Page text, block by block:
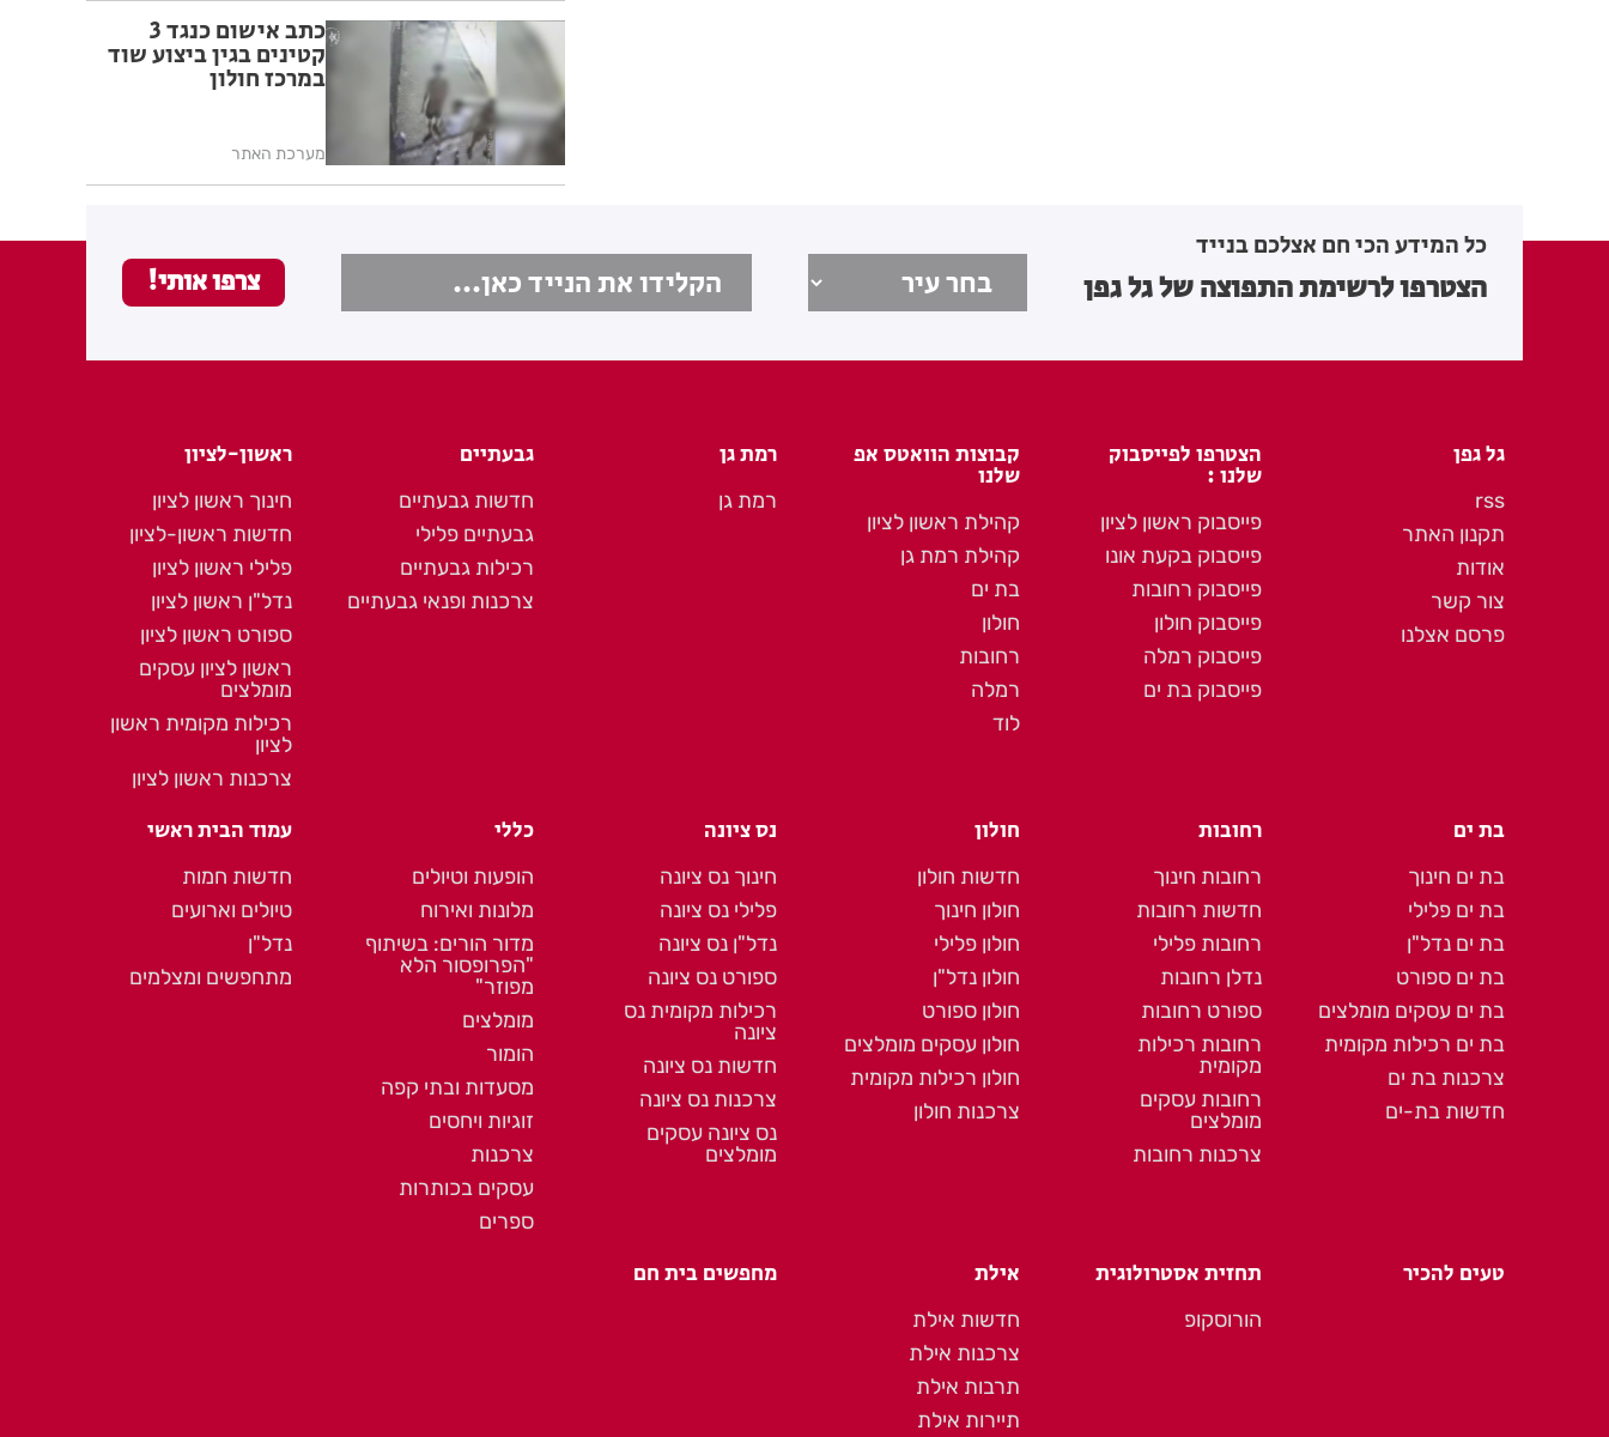
כתב אישום כנגד 3
קטינים בגין ביצוע שוד
במרכז חולון
מערכת האתר
כל המידע הכי חם אצלכם בנייד
הצטרפו לרשימת התפוצה של גל גפן
גל גפן
rss
תקנון האתר
אודות
צור קשר
פרסם אצלנו
הצטרפו לפייסבוק
שלנו :
פייסבוק ראשון לציון
פייסבוק בקעת אונו
פייסבוק רחובות
פייסבוק חולון
פייסבוק רמלה
פייסבוק בת ים
קבוצות הוואטס אפ
שלנו
קהילת ראשון לציון
קהילת רמת גן
בת ים
חולון
רחובות
רמלה
לוד
רמת גן
רמת גן
גבעתיים
חדשות גבעתיים
גבעתיים פלילי
רכילות גבעתיים
צרכנות ופנאי גבעתיים
ראשון-לציון
חינוך ראשון לציון
חדשות ראשון-לציון
פלילי ראשון לציון
נדל"ן ראשון לציון
ספורט ראשון לציון
ראשון לציון עסקים
מומלצים
רכילות מקומית ראשון
לציון
צרכנות ראשון לציון
בת ים
בת ים חינוך
בת ים פלילי
בת ים נדל"ן
בת ים ספורט
בת ים עסקים מומלצים
בת ים רכילות מקומית
צרכנות בת ים
חדשות בת-ים
רחובות
רחובות חינוך
חדשות רחובות
רחובות פלילי
נדלן רחובות
ספורט רחובות
רחובות רכילות
מקומית
רחובות עסקים
מומלצים
צרכנות רחובות
חולון
חדשות חולון
חולון חינוך
חולון פלילי
חולון נדל"ן
חולון ספורט
חולון עסקים מומלצים
חולון רכילות מקומית
צרכנות חולון
נס ציונה
חינוך נס ציונה
פלילי נס ציונה
נדל"ן נס ציונה
ספורט נס ציונה
רכילות מקומית נס
ציונה
חדשות נס ציונה
צרכנות נס ציונה
נס ציונה עסקים
מומלצים
כללי
הופעות וטיולים
מלונות ואירוח
מדור הורים: בשיתוף
"הפרופסור הלא
מפוזר"
מומלצים
הומור
מסעדות ובתי קפה
זוגיות ויחסים
צרכנות
עסקים בכותרות
ספרים
עמוד הבית ראשי
חדשות חמות
טיולים וארועים
נדל"ן
מתחפשים ומצלמים
טעים להכיר תחזית אסטרולוגית
הורוסקופ
אילת
חדשות אילת
צרכנות אילת
תרבות אילת
תיירות אילת
מחפשים בית חם